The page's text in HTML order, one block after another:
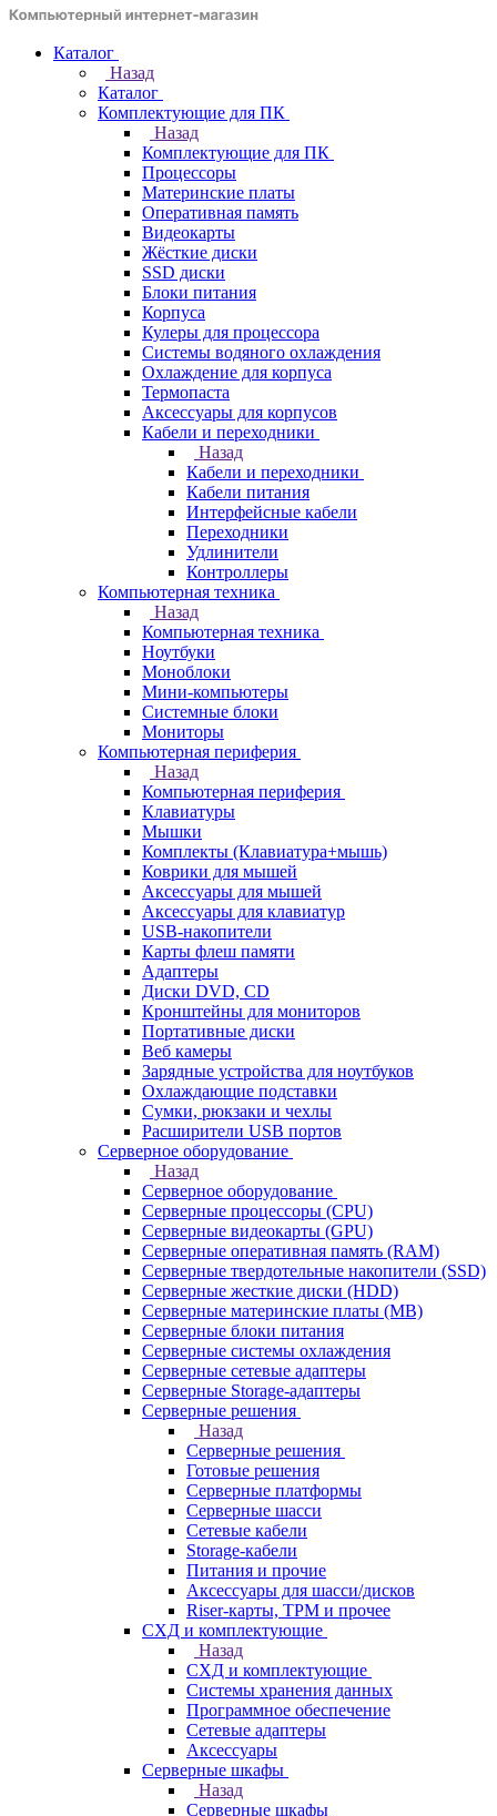
Каталог
Назад
Каталог
Комплектующие для ПК
Назад
Комплектующие для ПК
Процессоры
Материнские платы
Оперативная память
Видеокарты
Жёсткие диски
SSD диски
Блоки питания
Корпуса
Кулеры для процессора
Системы водяного охлаждения
Охлаждение для корпуса
Термопаста
Аксессуары для корпусов
Кабели и переходники
Назад
Кабели и переходники
Кабели питания
Интерфейсные кабели
Переходники
Удлинители
Контроллеры
Компьютерная техника
Назад
Компьютерная техника
Ноутбуки
Моноблоки
Мини-компьютеры
Системные блоки
Мониторы
Компьютерная периферия
Назад
Компьютерная периферия
Клавиатуры
Мышки
Комплекты (Клавиатура+мышь)
Коврики для мышей
Аксессуары для мышей
Аксессуары для клавиатур
USB-накопители
Карты флеш памяти
Адаптеры
Диски DVD, CD
Кронштейны для мониторов
Портативные диски
Веб камеры
Зарядные устройства для ноутбуков
Охлаждающие подставки
Сумки, рюкзаки и чехлы
Расширители USB портов
Серверное оборудование
Назад
Серверное оборудование
Серверные процессоры (CPU)
Серверные видеокарты (GPU)
Серверные оперативная память (RAM)
Серверные твердотельные накопители (SSD)
Серверные жесткие диски (HDD)
Серверные материнские платы (MB)
Серверные блоки питания
Серверные системы охлаждения
Серверные сетевые адаптеры
Серверные Storage-адаптеры
Серверные решения
Назад
Серверные решения
Готовые решения
Серверные платформы
Серверные шасси
Сетевые кабели
Storage-кабели
Питания и прочие
Аксессуары для шасси/дисков
Riser-карты, TPM и прочее
СХД и комплектующие
Назад
СХД и комплектующие
Системы хранения данных
Программное обеспечение
Сетевые адаптеры
Аксессуары
Серверные шкафы
Назад
Серверные шкафы